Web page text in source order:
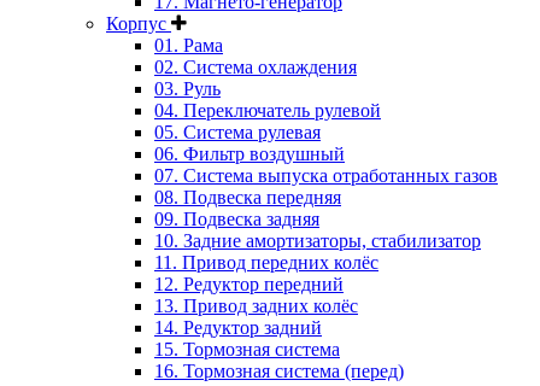
Корпус
01. Рама
02. Система охлаждения
03. Руль
04. Переключатель рулевой
05. Система рулевая
06. Фильтр воздушный
07. Система выпуска отработанных газов
08. Подвеска передняя
09. Подвеска задняя
10. Задние амортизаторы, стабилизатор
11. Привод передних колёс
12. Редуктор передний
13. Привод задних колёс
14. Редуктор задний
15. Тормозная система
16. Тормозная система (перед)